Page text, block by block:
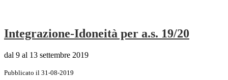
Integrazione-Idoneità per a.s. 19/20
dal 9 al 13 settembre 2019
Pubblicato il 31-08-2019